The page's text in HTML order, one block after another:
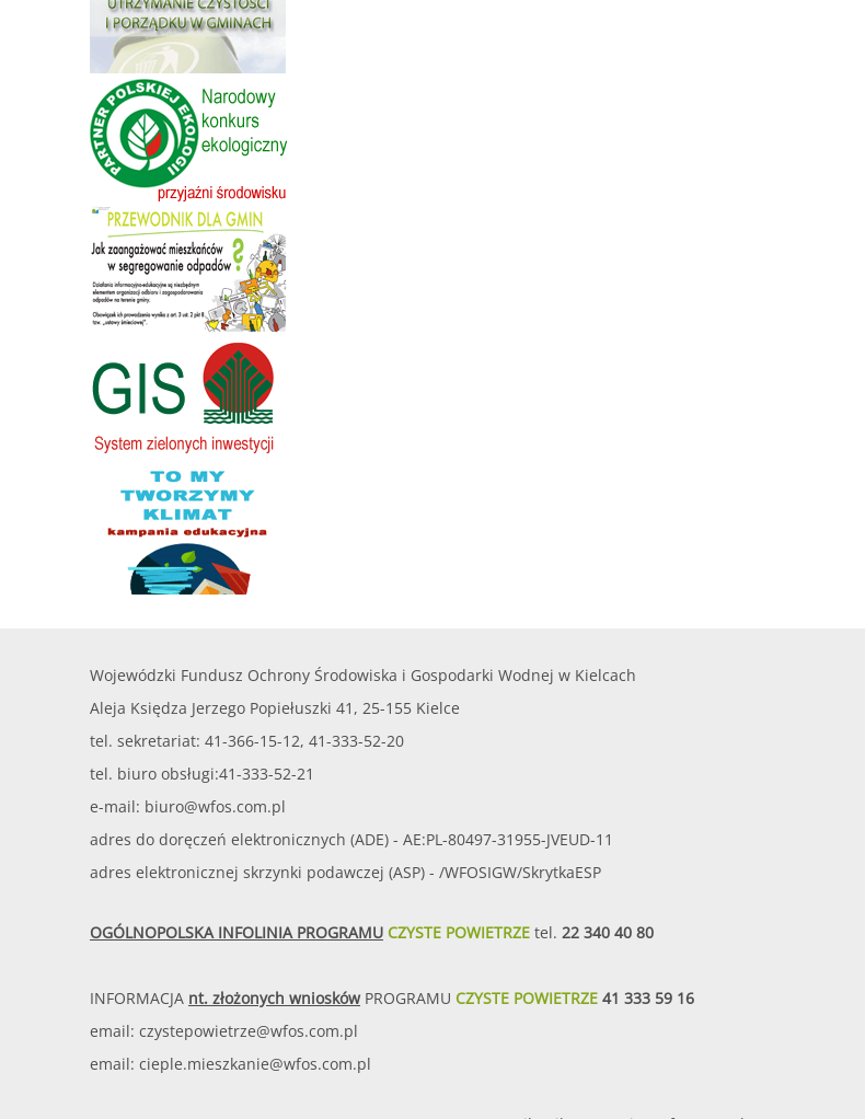
Wojewódzki Fundusz Ochrony Środowiska i Gospodarki Wodnej w Kielcach
Aleja Księdza Jerzego Popiełuszki 41, 25-155 Kielce
tel. sekretariat: 41-366-15-12, 41-333-52-20
tel. biuro obsługi:41-333-52-21
e-mail: biuro@wfos.com.pl
adres do doręczeń elektronicznych (ADE) - AE:PL-80497-31955-JVEUD-11
adres elektronicznej skrzynki podawczej (ASP) - /WFOSIGW/SkrytkaESP
OGÓLNOPOLSKA INFOLINIA PROGRAMU CZYSTE POWIETRZE tel. 22 340 40 80
INFORMACJA nt. złożonych wniosków PROGRAMU CZYSTE POWIETRZE 41 333 59 16
email: czystepowietrze@wfos.com.pl
email: cieple.mieszkanie@wfos.com.pl